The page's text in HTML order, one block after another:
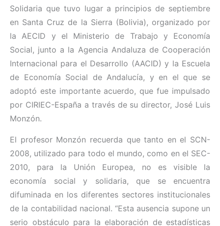
Solidaria que tuvo lugar a principios de septiembre
en Santa Cruz de la Sierra (Bolivia), organizado por
la AECID y el Ministerio de Trabajo y Economía
Social, junto a la Agencia Andaluza de Cooperación
Internacional para el Desarrollo (AACID) y la Escuela
de Economía Social de Andalucía, y en el que se
adoptó este importante acuerdo, que fue impulsado
por CIRIEC-España a través de su director, José Luis
Monzón.
El profesor Monzón recuerda que tanto en el SCN-
2008, utilizado para todo el mundo, como en el SEC-
2010, para la Unión Europea, no es visible la
economía social y solidaria, que se encuentra
difuminada en los diferentes sectores institucionales
de la contabilidad nacional. “Esta ausencia supone un
serio obstáculo para la elaboración de estadísticas